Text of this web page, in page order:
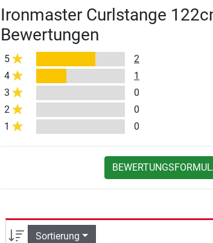
Ironmaster Curlstange
Bewertungen
5
2
4
1
3
0
2
0
1
0
Sortierung